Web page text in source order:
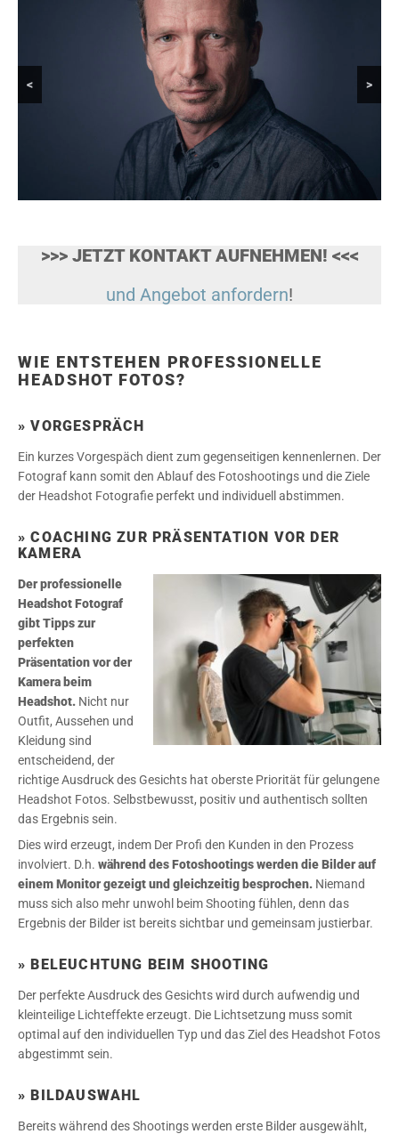
< >
>>> JETZT KONTAKT AUFNEHMEN! <<<
und Angebot anfordern!
WIE ENTSTEHEN PROFESSIONELLE
HEADSHOT FOTOS?
» VORGESPRÄCH
Ein kurzes Vorgespäch dient zum gegenseitigen kennenlernen. Der
Fotograf kann somit den Ablauf des Fotoshootings und die Ziele
der Headshot Fotografie perfekt und individuell abstimmen.
» COACHING ZUR PRÄSENTATION VOR DER
KAMERA
Der professionelle
Headshot Fotograf
gibt Tipps zur
perfekten
Präsentation vor der
Kamera beim
Headshot. Nicht nur
Outfit, Aussehen und
Kleidung sind
entscheidend, der
richtige Ausdruck des Gesichts hat oberste Priorität für gelungene
Headshot Fotos. Selbstbewusst, positiv und authentisch sollten
das Ergebnis sein.
Dies wird erzeugt, indem Der Profi den Kunden in den Prozess
involviert. D.h. während des Fotoshootings werden die Bilder auf
einem Monitor gezeigt und gleichzeitig besprochen. Niemand
muss sich also mehr unwohl beim Shooting fühlen, denn das
Ergebnis der Bilder ist bereits sichtbar und gemeinsam justierbar.
» BELEUCHTUNG BEIM SHOOTING
Der perfekte Ausdruck des Gesichts wird durch aufwendig und
kleinteilige Lichteffekte erzeugt. Die Lichtsetzung muss somit
optimal auf den individuellen Typ und das Ziel des Headshot Fotos
abgestimmt sein.
» BILDAUSWAHL
Bereits während des Shootings werden erste Bilder ausgewählt,